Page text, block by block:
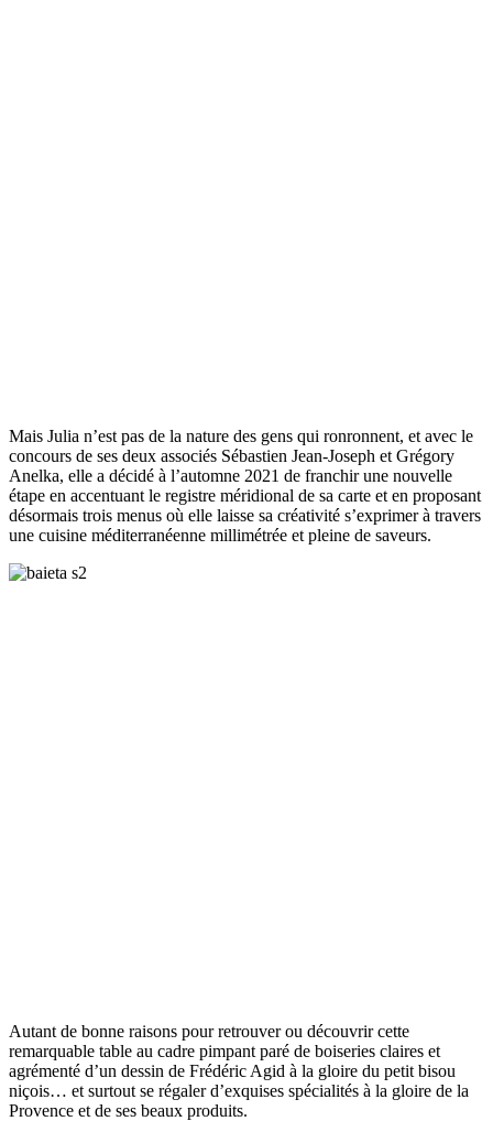
Mais Julia n’est pas de la nature des gens qui ronronnent, et avec le
concours de ses deux associés Sébastien Jean-Joseph et Grégory
Anelka, elle a décidé à l’automne 2021 de franchir une nouvelle
étape en accentuant le registre méridional de sa carte et en proposant
désormais trois menus où elle laisse sa créativité s’exprimer à travers
une cuisine méditerranéenne millimétrée et pleine de saveurs.
Autant de bonne raisons pour retrouver ou découvrir cette
remarquable table au cadre pimpant paré de boiseries claires et
agrémenté d’un dessin de Frédéric Agid à la gloire du petit bisou
niçois… et surtout se régaler d’exquises spécialités à la gloire de la
Provence et de ses beaux produits.